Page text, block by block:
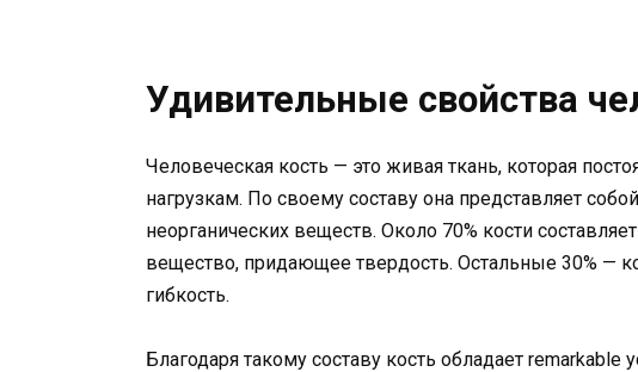
Удивительные свойства
Человеческая кость — это живая ткань, которая
нагрузкам. По своему составу она представляет
неорганических веществ. Около 70% кости
вещество, придающее твердость. Остальные 30% —
гибкость.
Благодаря такому составу кость обладает